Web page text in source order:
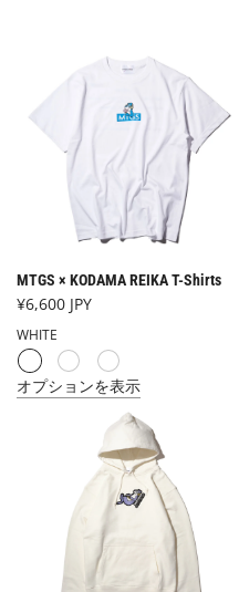
MTGS × KODAMA REIKA T-Shirts
¥6,600 JPY
WHITE
オプションを表示